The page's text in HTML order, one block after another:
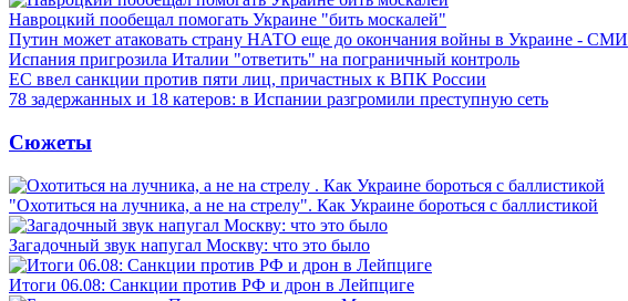
Навроцкий пообещал помогать Украине "бить москалей"
Путин может атаковать страну НАТО еще до окончания войны в Украине - СМИ
Испания пригрозила Италии "ответить" на пограничный контроль
ЕС ввел санкции против пяти лиц, причастных к ВПК России
78 задержанных и 18 катеров: в Испании разгромили преступную сеть
Сюжеты
"Охотиться на лучника, а не на стрелу". Как Украине бороться с баллистикой
Загадочный звук напугал Москву: что это было
Итоги 06.08: Санкции против РФ и дрон в Лейпциге